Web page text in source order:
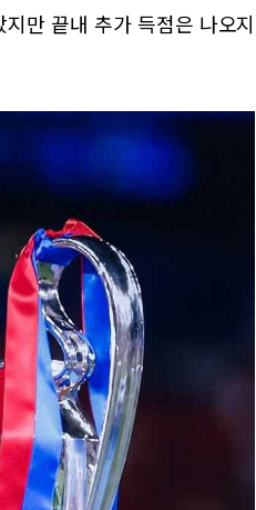
만 끝내 추가 득점은 나오지